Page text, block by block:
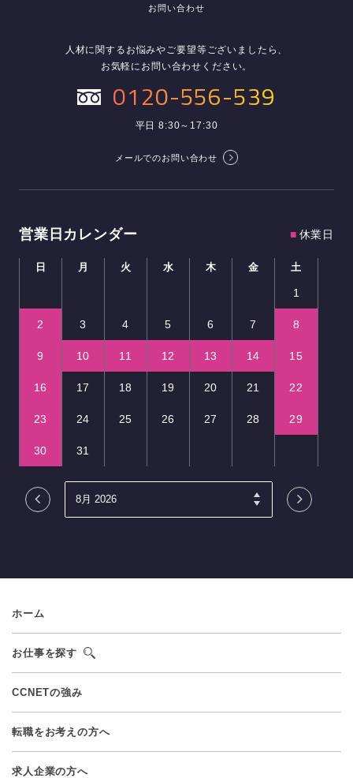
お問い合わせ
人材に関するお悩みやご要望等ございましたら、
お気軽にお問い合わせください。
0120-556-539
平日 8:30～17:30
メールでのお問い合わせ
営業日カレンダー ■ 休業日
日 月 火 水 木 金 土
1
2 3 4 5 6 7 8
9 10 11 12 13 14 15
16 17 18 19 20 21 22
23 24 25 26 27 28 29
30 31
ホーム
お仕事を探す
CCNETの強み
転職をお考えの方へ
求人企業の方へ